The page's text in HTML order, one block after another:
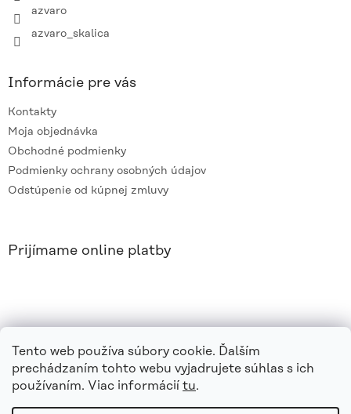
Tento web používa súbory cookie. Ďalším
prechádzaním tohto webu vyjadrujete súhlas s ich
používaním. Viac informácií tu.
azvaro
azvaro_skalica
Informácie pre vás
Kontakty
Moja objednávka
Obchodné podmienky
Podmienky ochrany osobných údajov
Odstúpenie od kúpnej zmluvy
Prijímame online platby